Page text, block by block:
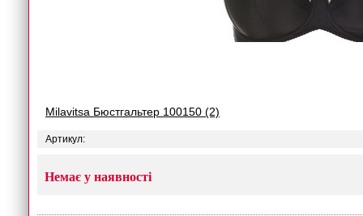
Milavitsa Бюстгальтер 100150 (2)
Артикул:
Немає у наявності